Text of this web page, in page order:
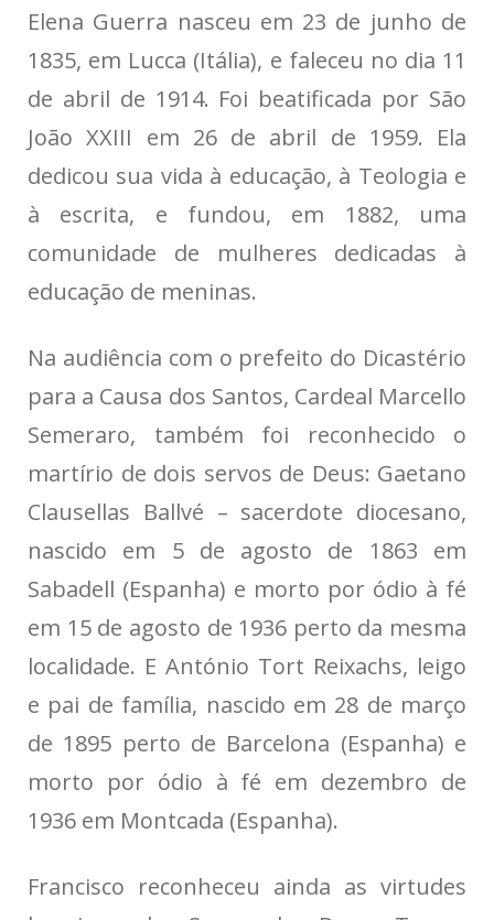
Elena Guerra nasceu em 23 de junho de
1835, em Lucca (Itália), e faleceu no dia 11
de abril de 1914. Foi beatificada por São
João XXIII em 26 de abril de 1959. Ela
dedicou sua vida à educação, à Teologia e
à escrita, e fundou, em 1882, uma
comunidade de mulheres dedicadas à
educação de meninas.
Na audiência com o prefeito do Dicastério
para a Causa dos Santos, Cardeal Marcello
Semeraro, também foi reconhecido o
martírio de dois servos de Deus: Gaetano
Clausellas Ballvé – sacerdote diocesano,
nascido em 5 de agosto de 1863 em
Sabadell (Espanha) e morto por ódio à fé
em 15 de agosto de 1936 perto da mesma
localidade. E António Tort Reixachs, leigo
e pai de família, nascido em 28 de março
de 1895 perto de Barcelona (Espanha) e
morto por ódio à fé em dezembro de
1936 em Montcada (Espanha).
Francisco reconheceu ainda as virtudes